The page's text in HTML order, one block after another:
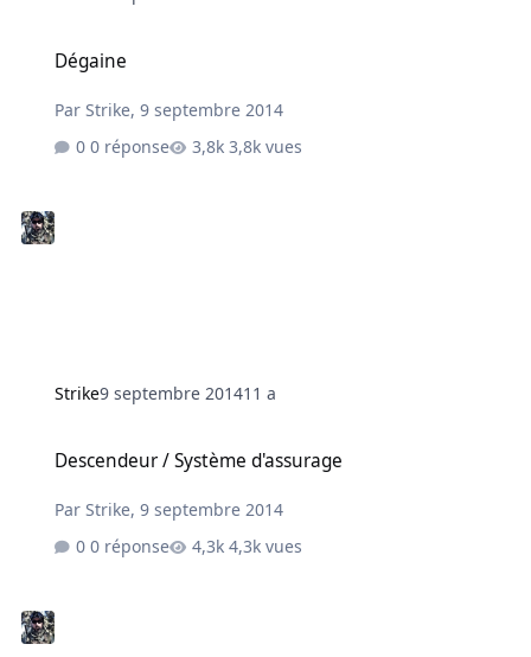
Dégaine
ParStrike,9 septembre 2014
0 réponse
3,8k vues
Strike9 septembre 201411 a
Descendeur / Système d'assurage
ParStrike,9 septembre 2014
0 réponse
4,3k vues